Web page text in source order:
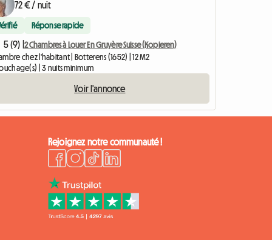
72 € / nuit
Réponse rapide
5 (9) | 2 Chambres à Louer En Gruyère Suisse (Kopieren)
chez l'habitant | Botterens (1652) | 12 M2
| 3 nuits minimum
Voir l'annonce
Rejoignez notre communauté !